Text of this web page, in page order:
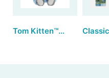
Tom Kitten™ | Large